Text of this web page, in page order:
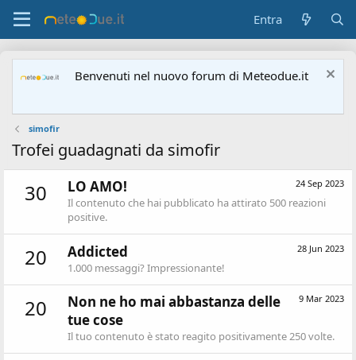
Entra
Benvenuti nel nuovo forum di Meteodue.it
simofir
Trofei guadagnati da simofir
30 24 Sep 2023
LO AMO!
Il contenuto che hai pubblicato ha attirato 500 reazioni
positive.
20 28 Jun 2023
Addicted
1.000 messaggi? Impressionante!
20 9 Mar 2023
Non ne ho mai abbastanza delle
tue cose
Il tuo contenuto è stato reagito positivamente 250 volte.